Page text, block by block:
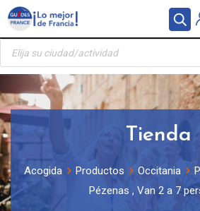
Panel de gestión de cookies
Skip
content
Búsqueda
productos
Tienda
Acogida Productos Occitania
Pézenas , Van 2 a 7